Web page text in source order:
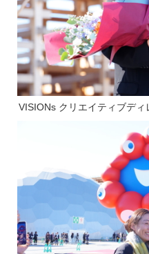
VISIONs クリエイティブデ